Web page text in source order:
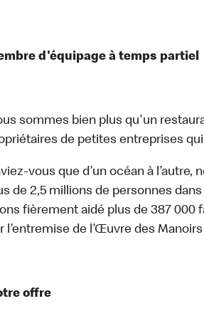
d'équipage à temps partiel
sommes bien plus qu'un
de petites entreprises
vous que d’un océan à
de 2,5 millions de personnes
fièrement aidé plus de 387 000
l’entremise de l’Œuvre des
offre